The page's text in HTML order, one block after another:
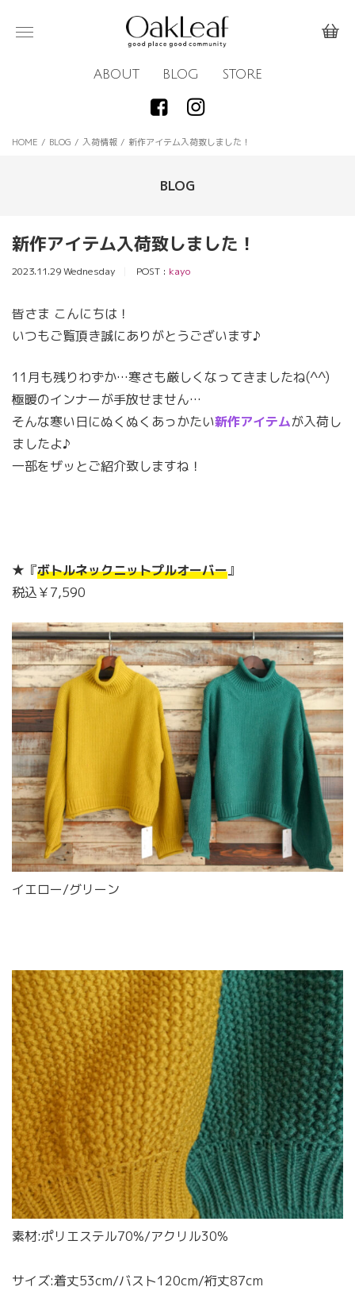
ABOUT BLOG STORE
HOME / BLOG / 入荷情報 / 新作アイテム入荷致しました！
BLOG
新作アイテム入荷致しました！
2023.11.29 Wednesday POST : kayo
皆さま こんにちは！
いつもご覧頂き誠にありがとうございます♪
11月も残りわずか…寒さも厳しくなってきましたね(^^)
極暖のインナーが手放せません…
そんな寒い日にぬくぬくあっかたい新作アイテムが入荷し
ましたよ♪
一部をザッとご紹介致しますね！
★『ボトルネックニットプルオーバー』
税込￥7,590
イエロー/グリーン
素材:ポリエステル70%/アクリル30%
サイズ:着丈53cm/バスト120cm/裄丈87cm